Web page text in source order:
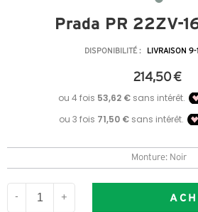
Prada PR 22ZV-
DISPONIBILITÉ : LIVRAISON 9-
214,50 €
Monture: Noir
- +